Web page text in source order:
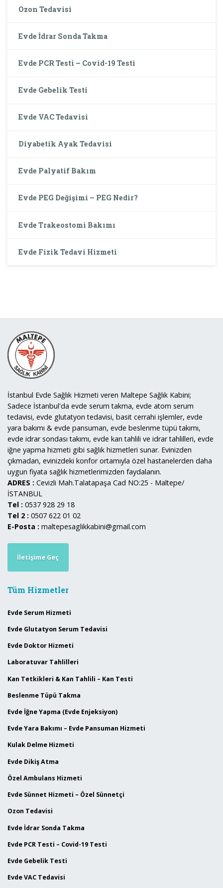
Ozon Tedavisi
Evde İdrar Sonda Takma
Evde PCR Testi – Covid-19 Testi
Evde Gebelik Testi
Evde VAC Tedavisi
Diyabetik Ayak Tedavisi
Evde Palyatif Bakım
Evde PEG Değişimi – PEG Nedir?
Evde Trakeostomi Bakımı
Evde Fizik Tedavi Hizmeti
İstanbul Evde Sağlık Hizmeti veren Maltepe Sağlık Kabini;
Sadece İstanbul'da evde serum takma, evde atom serum
tedavisi, evde glutatyon tedavisi, basit cerrahi işlemler, evde
yara bakımı & evde pansuman, evde beslenme tüpü takımı,
evde idrar sondası takımı, evde kan tahlili ve idrar tahlilleri, evde
iğne yapma hizmeti gibi sağlık hizmetleri sunar. Evinizden
çıkmadan, evinizdeki konfor ortamıyla özel hastanelerden daha
uygun fiyata sağlık hizmetlerimizden faydalanın.
ADRES : Cevizli Mah.Talatapaşa Cad NO:25 - Maltepe/
İSTANBUL
Tel : 0537 928 29 18
Tel 2 : 0507 622 01 02
E-Posta : maltepesaglikkabini@gmail.com
İletişime Geç
Tüm Hizmetler
Evde Serum Hizmeti
Evde Glutatyon Serum Tedavisi
Evde Doktor Hizmeti
Laboratuvar Tahlilleri
Kan Tetkikleri & Kan Tahlili – Kan Testi
Beslenme Tüpü Takma
Evde İğne Yapma (Evde Enjeksiyon)
Evde Yara Bakımı – Evde Pansuman Hizmeti
Kulak Delme Hizmeti
Evde Dikiş Atma
Özel Ambulans Hizmeti
Evde Sünnet Hizmeti – Özel Sünnetçi
Ozon Tedavisi
Evde İdrar Sonda Takma
Evde PCR Testi – Covid-19 Testi
Evde Gebelik Testi
Evde VAC Tedavisi